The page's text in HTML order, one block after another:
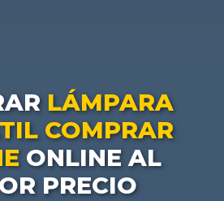
LÁMPARA
COMPRAR
ONLINE AL
PRECIO